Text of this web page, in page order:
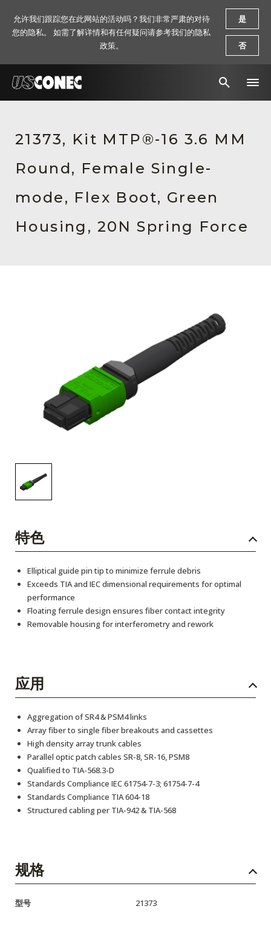
解决方案
产品
资源
关于我们
活动信息
21373, Kit MTP®-16 3.6 MM
Round, Female Single-
mode, Flex Boot, Green
Housing, 20N Spring Force
特色
Elliptical guide pin tip to minimize ferrule debris
Exceeds TIA and IEC dimensional requirements for optimal
performance
Floating ferrule design ensures fiber contact integrity
Removable housing for interferometry and rework
应用
Aggregation of SR4 & PSM4 links
Array fiber to single fiber breakouts and cassettes
High density array trunk cables
Parallel optic patch cables SR-8, SR-16, PSM8
Qualified to TIA-568.3-D
Standards Compliance IEC 61754-7-3; 61754-7-4
Standards Compliance TIA 604-18
Structured cabling per TIA-942 & TIA-568
规格
型号 21373
允许我们跟踪您在此网站的活动吗？我们非常严肃的对待
您的隐私。 如需了解详情和有任何疑问请参考我们的隐私
政策。
是
否